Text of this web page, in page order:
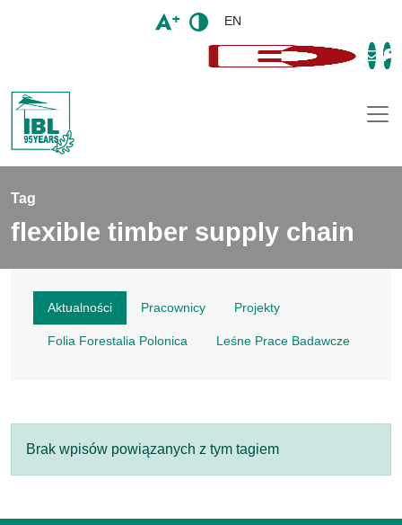
EN
Tag
flexible timber supply chain
Aktualności Pracownicy Projekty
Folia Forestalia Polonica Leśne Prace Badawcze
Brak wpisów powiązanych z tym tagiem